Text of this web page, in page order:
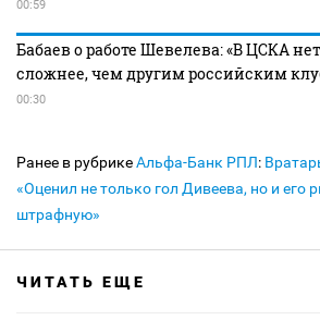
00:59
Бабаев о работе Шевелева: «В ЦСКА
сложнее, чем другим российским
00:30
Ранее в рубрикеАльфа-Банк РПЛ:
«Оценил не только гол Дивеева, но и его
штрафную»
ЧИТАТЬ ЕЩЕ